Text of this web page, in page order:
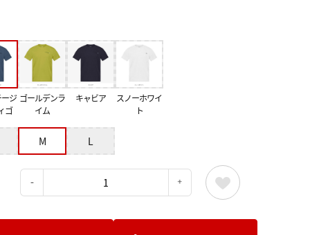
ジ
ゴ
ゴールデンラ
イム
キャビア
スノーホワイ
ト
M L